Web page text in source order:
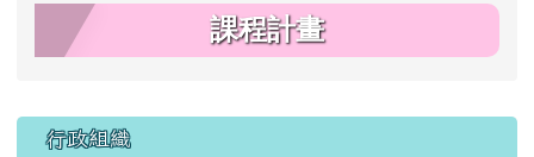
課程計畫
行政組織